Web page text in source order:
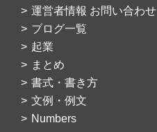
運営者情報 お問い合わせ
ブログ一覧
起業
まとめ
書式・書き方
文例・例文
Numbers